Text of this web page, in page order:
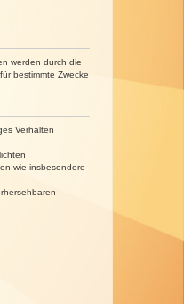
werden durch die
bestimmte Zwecke
Verhalten
wie insbesondere